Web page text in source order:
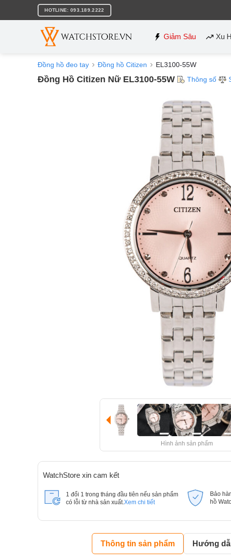
nội
HOTLINE: 093.189.2222
Giảm Sâu Xu
Đồng hồ đeo tay Đồng hồ Citizen EL3100-55W
Đồng Hồ Citizen Nữ EL3100-55W Thông số
Hình ảnh sản phẩm
WatchStore xin cam kết
1 đổi 1 trong tháng đầu tiên nếu sản phẩm
có lỗi từ nhà sản xuất. Xem chi tiết
Bảo
hồ
Thông tin sản phẩm Hướng